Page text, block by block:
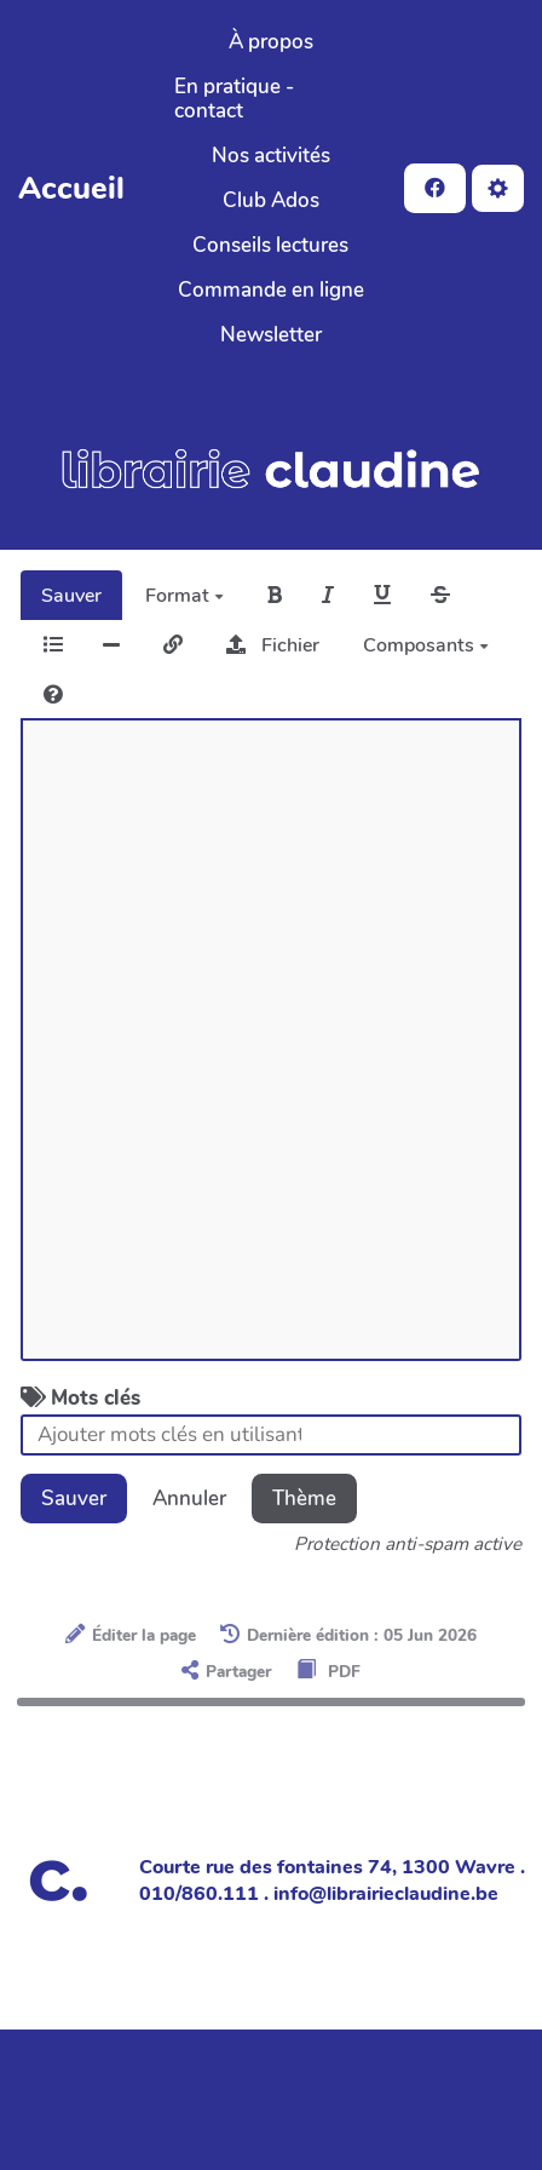
Aller au contenu principal
Accueil
À propos
En pratique -
contact
Nos activités
Club Ados
Conseils lectures
Commande en ligne
Newsletter
Sauver
Format
Fichier
Composants
Mots clés
Sauver Annuler Thème
Protection anti-spam active
Éditer la page
Dernière édition : 05 Jun 2026
Partager
PDF
Courte rue des fontaines 74, 1300 Wavre .
010/860.111 . info@librairieclaudine.be